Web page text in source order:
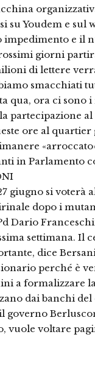
su Youdem e sul
impedimento e il
giorni
di lettere
smacchiati
qua, ora ci
partecipazione
ore al quartier
in Parlamento
giugno si voterà
dopo i
Dario
settimana. Il
dice
perché è
a formalizzare
dai banchi
governo
vuole voltare